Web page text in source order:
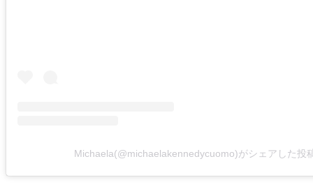
Michaela(@michaelakennedycuomo)がシェアした投